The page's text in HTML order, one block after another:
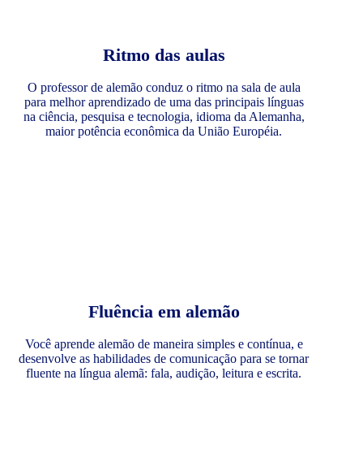
Ritmo das aulas
O professor de alemão conduz o ritmo na sala de aula
para melhor aprendizado de uma das principais línguas
na ciência, pesquisa e tecnologia, idioma da Alemanha,
maior potência econômica da União Européia.
Fluência em alemão
Você aprende alemão de maneira simples e contínua, e
desenvolve as habilidades de comunicação para se tornar
fluente na língua alemã: fala, audição, leitura e escrita.